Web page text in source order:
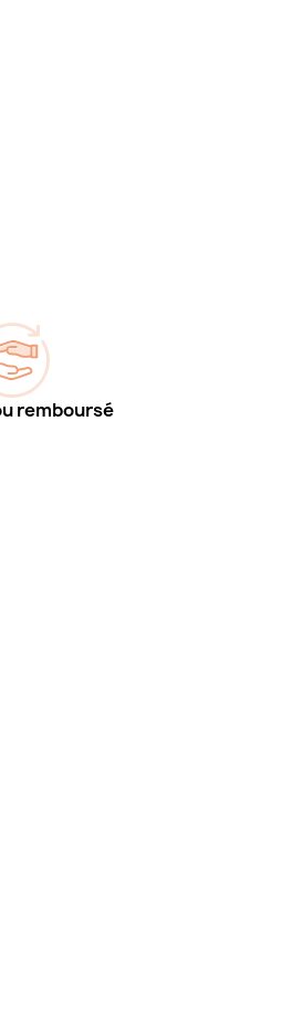
remboursé